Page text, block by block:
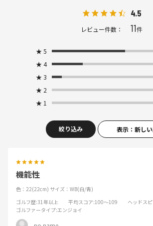
4.5
レビュー件数： 11件
★ 5
★ 4
★ 3
★ 2
★ 1
絞り込み 表示：新し
機能性
色：22(22cm) サイズ：WB(白/青)
ゴルフ歴:31年以上 平均スコア:100～109 ヘッドス
ゴルファータイプ:エンジョイ